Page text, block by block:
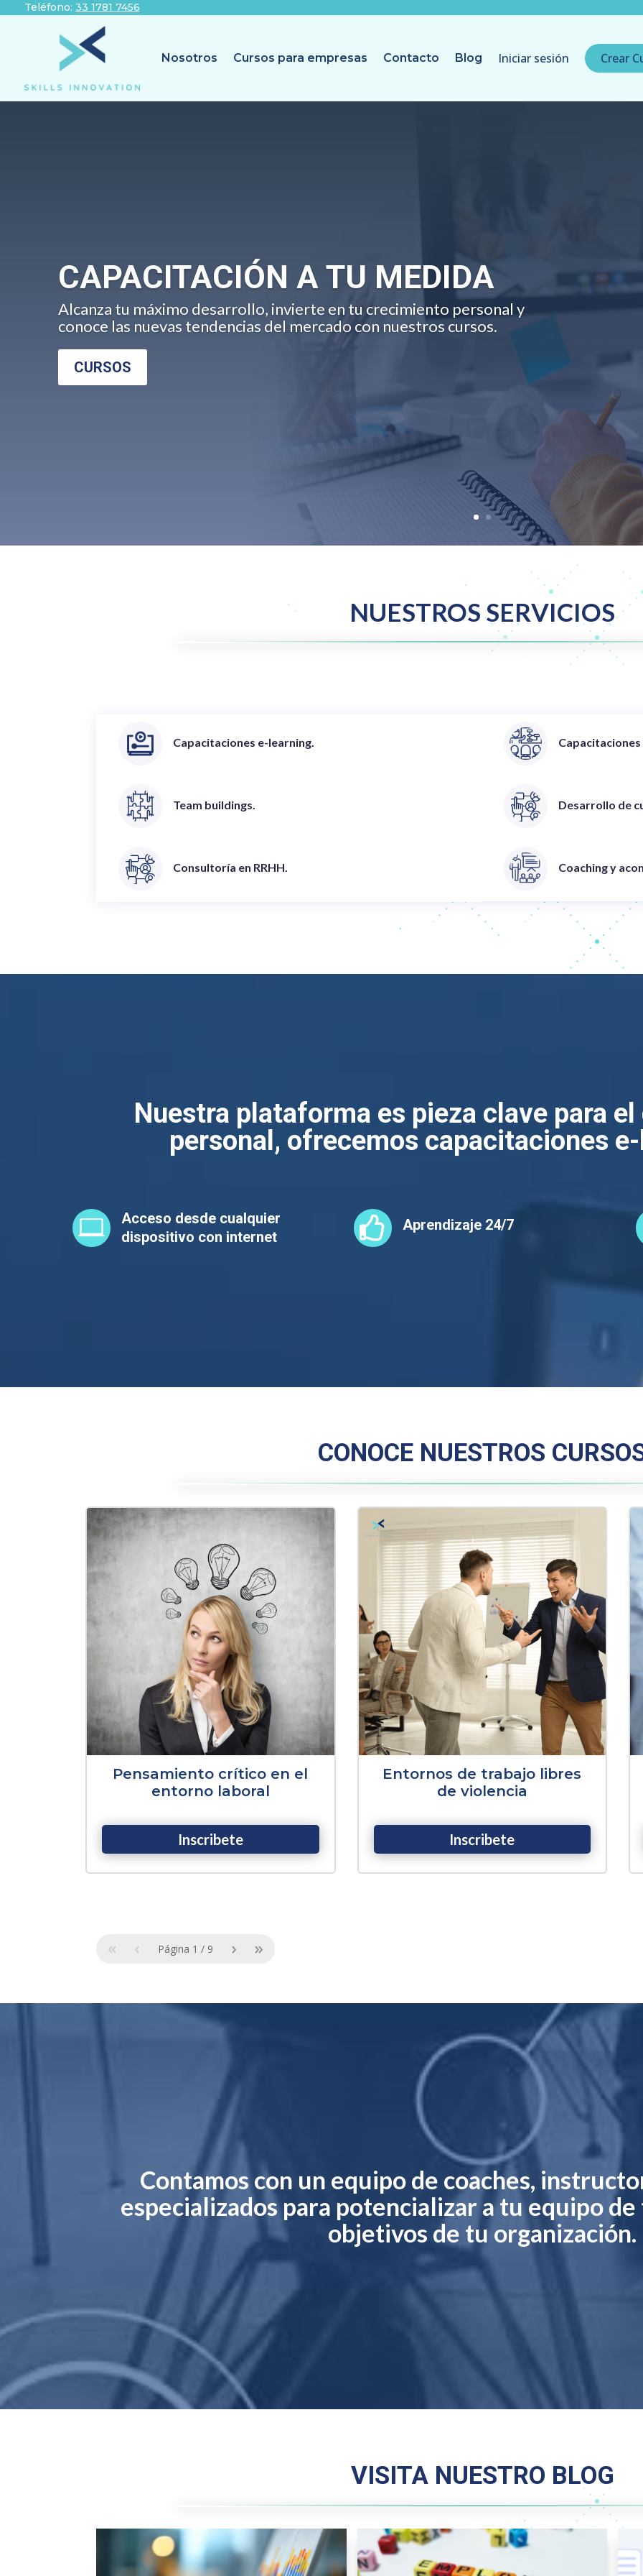
Teléfono: 33 1781 7456
Nosotros Cursos para empresas Contacto Blog Iniciar sesión Crear
CAPACITACIÓN A TU MEDIDA
Alcanza tu máximo desarrollo, invierte en tu crecimiento personal y
conoce las nuevas tendencias del mercado con nuestros cursos.
CURSOS
NUESTROS SERVICIOS
Capacitaciones e-learning.
Team buildings.
Consultoría en RRHH.
Desarrollo de
Coaching y
Nuestra plataforma es pieza clave para
personal, ofrecemos capacitaciones

Acceso desde cualquier
dispositivo con internet
 Aprendizaje 24/7
CONOCE NUESTROS
Pensamiento crítico en el
entorno laboral
Inscribete
Entornos de trabajo libres
de violencia
Inscribete
« ‹ › »
Página 1 / 9
Contamos con un equipo de coaches,
especializados para potencializar a tu equipo
objetivos de tu organización.
VISITA NUESTRO BLOG